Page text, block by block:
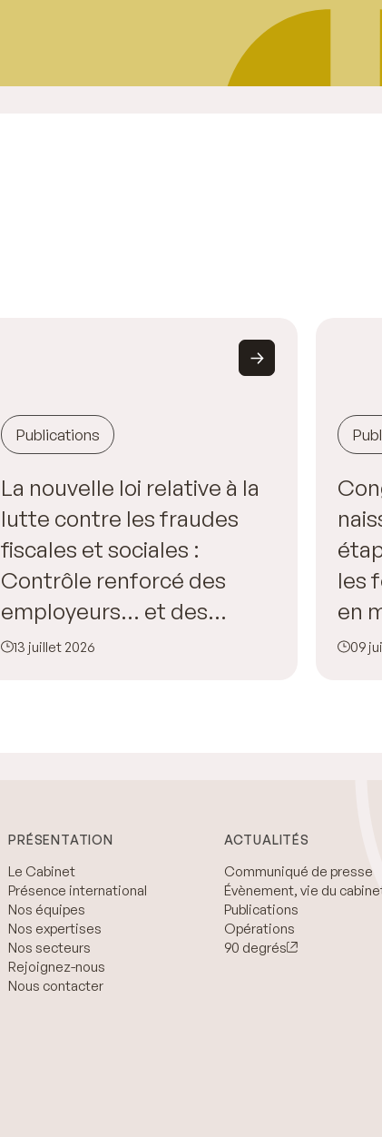
Publications
La nouvelle loi relative à la
lutte contre les fraudes
fiscales et sociales :
Contrôle renforcé des
employeurs… et des
salariés !
13 juillet 2026
les
en
09
PRÉSENTATION
Le Cabinet
Présence international
Nos équipes
Nos expertises
Nos secteurs
Rejoignez-nous
Nous contacter
ACTUALITÉS
Communiqué de presse
Évènement, vie du
Publications
Opérations
90 degrés